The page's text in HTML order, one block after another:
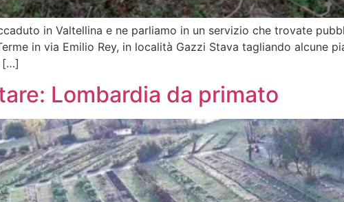
in Valtellina e ne parliamo in un servizio che trovate
in via Emilio Rey, in località Gazzi Stava tagliando alcune
[…]
Lombardia da primato